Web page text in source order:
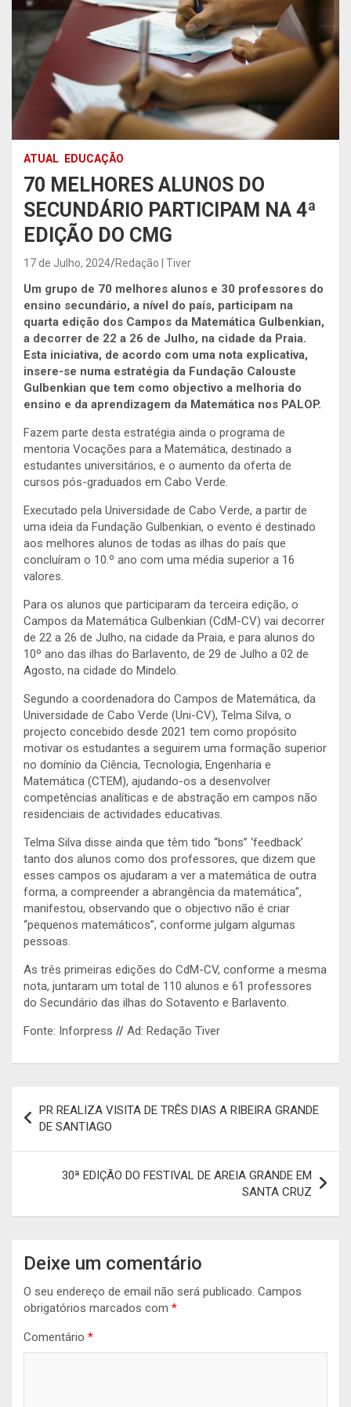
ATUAL EDUCAÇÃO
70 MELHORES ALUNOS DO
SECUNDÁRIO PARTICIPAM NA 4ª
EDIÇÃO DO CMG
17 de Julho, 2024 Redação | Tiver
Um grupo de 70 melhores alunos e 30 professores do
ensino secundário, a nível do país, participam na
quarta edição dos Campos da Matemática Gulbenkian,
a decorrer de 22 a 26 de Julho, na cidade da Praia.
Esta iniciativa, de acordo com uma nota explicativa,
insere-se numa estratégia da Fundação Calouste
Gulbenkian que tem como objectivo a melhoria do
ensino e da aprendizagem da Matemática nos PALOP.
Fazem parte desta estratégia ainda o programa de
mentoria Vocações para a Matemática, destinado a
estudantes universitários, e o aumento da oferta de
cursos pós-graduados em Cabo Verde.
Executado pela Universidade de Cabo Verde, a partir de
uma ideia da Fundação Gulbenkian, o evento é destinado
aos melhores alunos de todas as ilhas do país que
concluíram o 10.º ano com uma média superior a 16
valores.
Para os alunos que participaram da terceira edição, o
Campos da Matemática Gulbenkian (CdM-CV) vai decorrer
de 22 a 26 de Julho, na cidade da Praia, e para alunos do
10º ano das ilhas do Barlavento, de 29 de Julho a 02 de
Agosto, na cidade do Mindelo.
Segundo a coordenadora do Campos de Matemática, da
Universidade de Cabo Verde (Uni-CV), Telma Silva, o
projecto concebido desde 2021 tem como propósito
motivar os estudantes a seguirem uma formação superior
no domínio da Ciência, Tecnologia, Engenharia e
Matemática (CTEM), ajudando-os a desenvolver
competências analíticas e de abstração em campos não
residenciais de actividades educativas.
Telma Silva disse ainda que têm tido “bons” ‘feedback’
tanto dos alunos como dos professores, que dizem que
esses campos os ajudaram a ver a matemática de outra
forma, a compreender a abrangência da matemática”,
manifestou, observando que o objectivo não é criar
“pequenos matemáticos”, conforme julgam algumas
pessoas.
As três primeiras edições do CdM-CV, conforme a mesma
nota, juntaram um total de 110 alunos e 61 professores
do Secundário das ilhas do Sotavento e Barlavento.
Fonte: Inforpress // Ad: Redação Tiver
de
artigos
PR REALIZA VISITA DE TRÊS DIAS A RIBEIRA GRANDE
DE SANTIAGO
30ª EDIÇÃO DO FESTIVAL DE AREIA GRANDE EM
SANTA CRUZ
Deixe um comentário
O seu endereço de email não será publicado. Campos
obrigatórios marcados com *
Comentário *